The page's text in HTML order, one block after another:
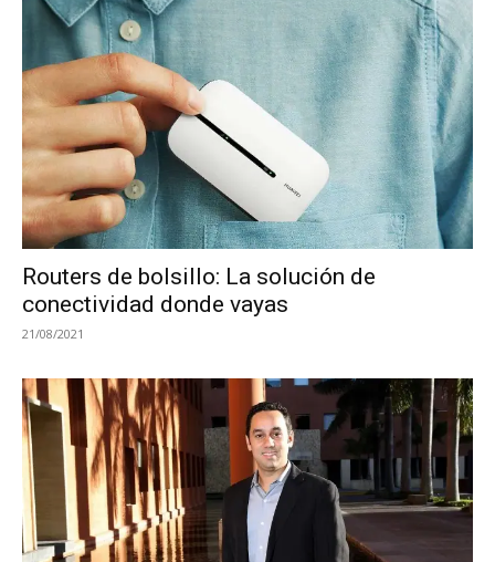
Routers de bolsillo: La solución de
conectividad donde vayas
21/08/2021